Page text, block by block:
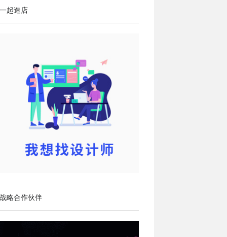
起造店
略合作伙伴